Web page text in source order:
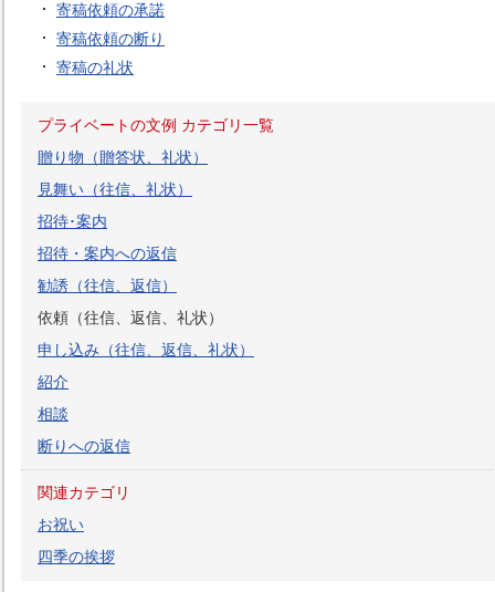
寄稿依頼の承諾
寄稿依頼の断り
寄稿の礼状
プライベートの文例 カテゴリ一覧
贈り物（贈答状、礼状）
見舞い（往信、礼状）
招待･案内
招待・案内への返信
勧誘（往信、返信）
依頼（往信、返信、礼状）
申し込み（往信、返信、礼状）
紹介
相談
断りへの返信
関連カテゴリ
お祝い
四季の挨拶